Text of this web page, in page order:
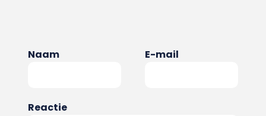
Naam E-mail
Reactie